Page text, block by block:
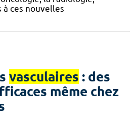
à ces nouvelles
vasculaires : des
même chez